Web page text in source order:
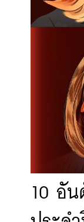
10 อั